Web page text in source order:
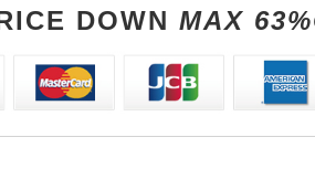
DOWN MAX